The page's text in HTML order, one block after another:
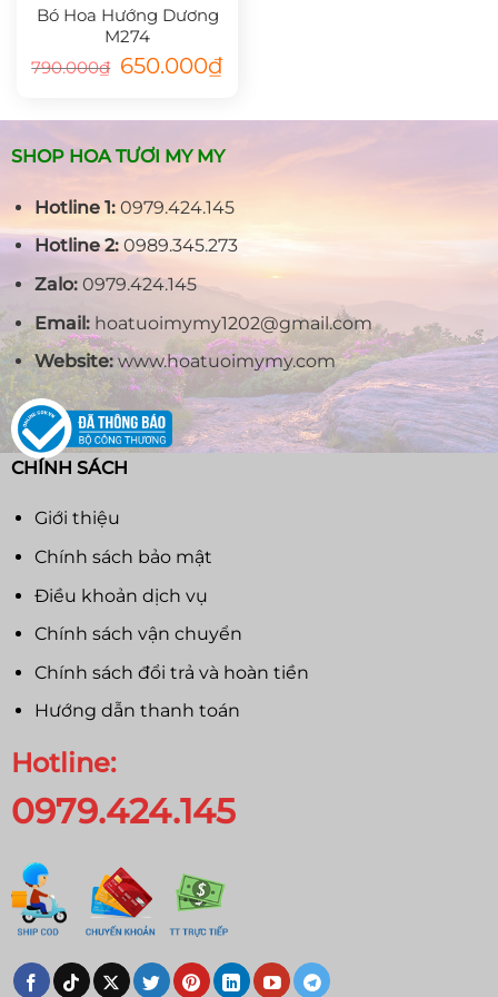
Bó Hoa Hướng Dương
M274
790.000₫
Giá
gốc
650.000₫Giá
650.000₫.
SHOP HOA TƯƠI MY MY
Hotline 1:0979.424.145
Hotline 2:0989.345.273
Zalo:0979.424.145
Email:hoatuoimymy1202@gmail.com
Website:www.hoatuoimymy.com
CHÍNH SÁCH
Giới thiệu
Chính sách bảo mật
Điều khoản dịch vụ
Chính sách vận chuyển
Chính sách đổi trả và hoàn tiền
Hướng dẫn thanh toán
Hotline:
0979.424.145